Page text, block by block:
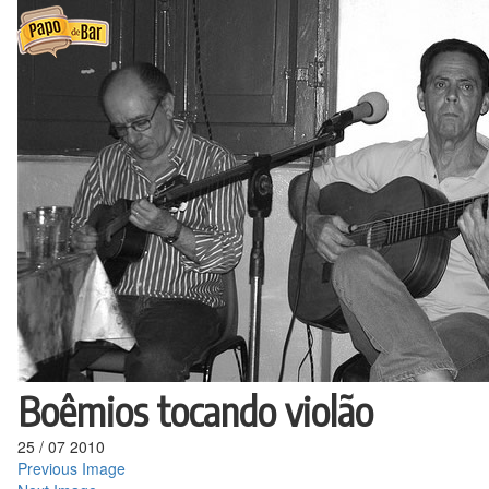
para
Boêmios tocando violão
25 / 07 2010
Previous Image